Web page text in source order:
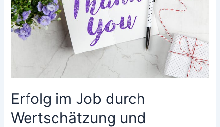
sicher
aufbewahren
Erfolg im Job durch
Wertschätzung und